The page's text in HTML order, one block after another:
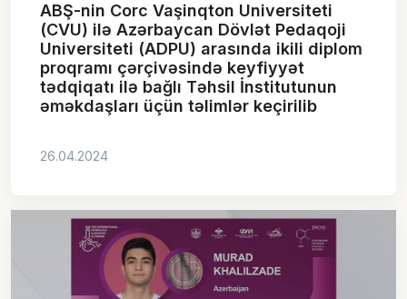
ABŞ-nin Corc Vaşinqton Universiteti
(CVU) ilə Azərbaycan Dövlət Pedaqoji
Universiteti (ADPU) arasında ikili diplom
proqramı çərçivəsində keyfiyyət
tədqiqatı ilə bağlı Təhsil İnstitutunun
əməkdaşları üçün təlimlər keçirilib
26.04.2024